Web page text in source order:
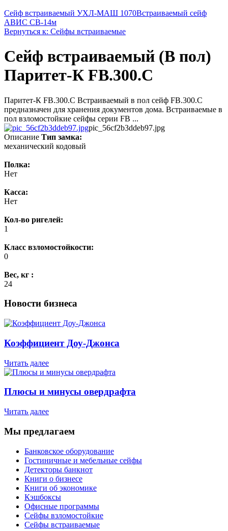
Сейф встраиваемый УХЛ-МАШ 1070Встраиваемый сейф
АВИС СВ-14м
Вернуться к: Сейфы встраиваемые
Сейф встраиваемый (В пол)
Паритет-К FB.300.C
Паритет-К FB.300.C Встраиваемый в пол сейф FB.300.C
предназначен для хранения документов дома. Встраиваемые в
пол взломостойкие сейфы серии FB ...
pic_56cf2b3ddeb97.jpg
Описание Тип замка:
механический кодовый
Полка:
Нет
Касса:
Нет
Кол-во ригелей:
1
Класс взломостойкости:
0
Вес, кг :
24
Новости бизнеса
Коэффициент Доу-Джонса
Читать далее
Плюсы и минусы овердрафта
Читать далее
Мы предлагаем
Банковское оборудование
Гостиничные и мебельные сейфы
Детекторы банкнот
Книги о бизнесе
Книги об экономике
Кэшбоксы
Офисные программы
Сейфы взломостойкие
Сейфы встраиваемые